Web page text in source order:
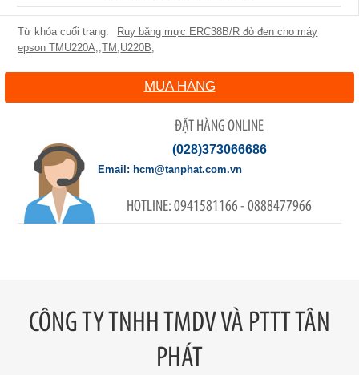
Ruy băng mực ERC38B/R đỏ đen cho máy
epson TMU220A, ,TM U220B
MUA HÀNG
ĐẶT HÀNG ONLINE
(028)373066686
0941581166 - 0888477966
hcm@tanphat.com.vn
CÔNG TY TNHH TMDV VÀ PTTT TÂN
PHÁT